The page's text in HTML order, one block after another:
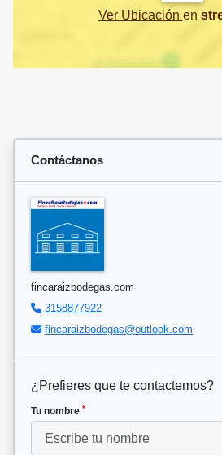
Ver Ubicación en
Contáctanos
fincaraizbodegas.com
3158877922
fincaraizbodegas@outlook.com
¿Prefieres que te contactemos?
Tu nombre *